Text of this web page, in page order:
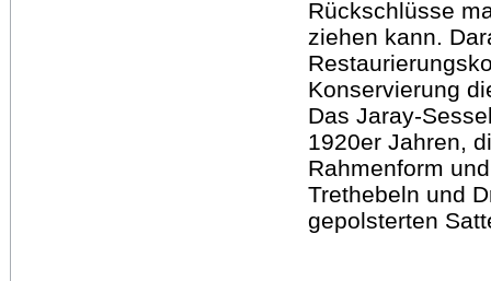
Rückschlüsse
ziehen kann.
Konservierung
Das
1920er Jahren,
Rahmenform
Trethebeln und
gepolsterten